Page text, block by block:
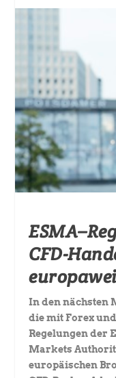
CFD-
In den nächsten
die mit Forex
Regelungen der
Markets
europäischen